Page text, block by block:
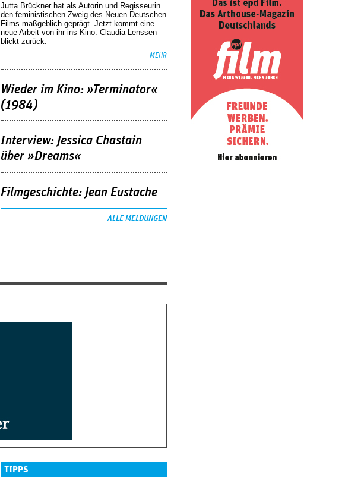
Jutta Brückner hat als Autorin und Regisseurin
den feministischen Zweig des Neuen Deutschen
Films maßgeblich geprägt. Jetzt kommt eine
neue Arbeit von ihr ins Kino. Claudia Lenssen
blickt zurück.
MEHR
Wieder im Kino: »Terminator«
(1984)
Interview: Jessica Chastain
über »Dreams«
Filmgeschichte: Jean Eustache
ALLE MELDUNGEN
TIPPS